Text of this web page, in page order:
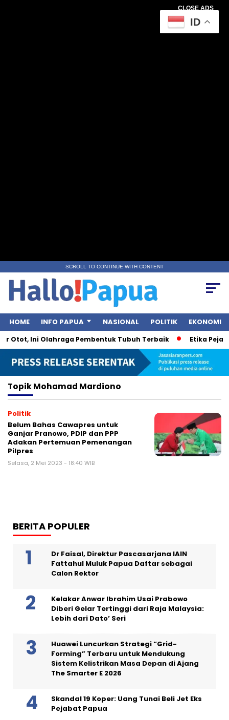
CLOSE ADS
SCROLL TO CONTINUE WITH CONTENT
HOME INFO PAPUA NASIONAL POLITIK EKONOMI
Otot, Ini Olahraga Pembentuk Tubuh Terbaik Etika
TopikMohamad Mardiono
Politik
Belum Bahas Cawapres untuk
Ganjar Pranowo, PDIP dan PPP
Adakan Pertemuan Pemenangan
Pilpres
Selasa, 2 Mei 2023 - 18:40 WIB
BERITA POPULER
Dr Faisal, Direktur Pascasarjana IAIN
Fattahul Muluk Papua Daftar sebagai
Calon Rektor
Kelakar Anwar Ibrahim Usai Prabowo
Diberi Gelar Tertinggi dari Raja Malaysia:
Lebih dari Dato’ Seri
Huawei Luncurkan Strategi “Grid-
Forming” Terbaru untuk Mendukung
Sistem Kelistrikan Masa Depan di Ajang
The Smarter E 2026
Skandal 19 Koper: Uang Tunai Beli Jet Eks
Pejabat Papua
ID